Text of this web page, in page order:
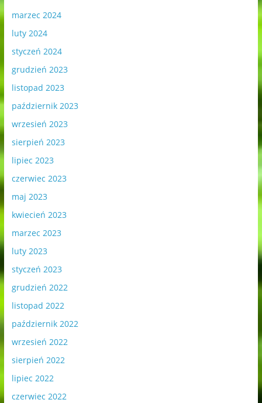
marzec 2024
luty 2024
styczeń 2024
grudzień 2023
listopad 2023
październik 2023
wrzesień 2023
sierpień 2023
lipiec 2023
czerwiec 2023
maj 2023
kwiecień 2023
marzec 2023
luty 2023
styczeń 2023
grudzień 2022
listopad 2022
październik 2022
wrzesień 2022
sierpień 2022
lipiec 2022
czerwiec 2022